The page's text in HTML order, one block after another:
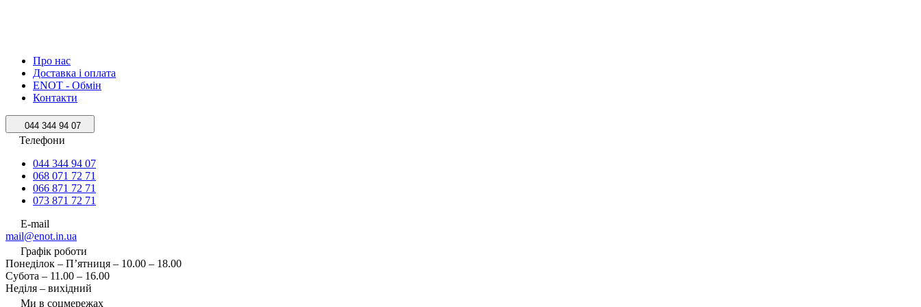
Про нас
Доставка і оплата
ENOT - Обмін
Контакти
044 344 94 07
Телефони
044 344 94 07
068 071 72 71
066 871 72 71
073 871 72 71
E-mail
mail@enot.in.ua
Графік роботи
Понеділок – П’ятниця – 10.00 – 18.00
Субота – 11.00 – 16.00
Неділя – вихідний
Ми в соцмережах